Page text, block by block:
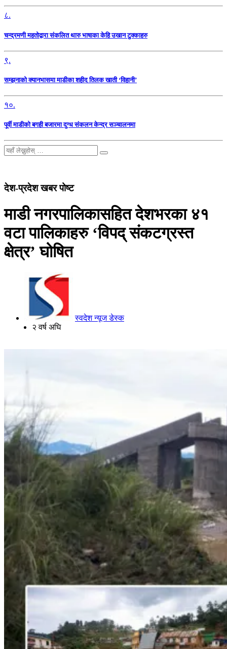
८.
चन्द्रमणी महतोद्वारा संकलित थारु भाषाका केहि उखान टुक्काहरु
९.
सम्झनाको क्यानभासमा माडीका शहीद तिलक खाती ‘विहानी’
१०.
पूर्वी माडीको बगही बजारमा दुग्ध संकलन केन्द्र सञ्चालनमा
देश-प्रदेश खबर पोष्ट
माडी नगरपालिकासहित देशभरका ४१
वटा पालिकाहरु ‘विपद् संकटग्रस्त
क्षेत्र’ घोषित
स्वदेश न्यूज डेस्क
२ वर्ष अघि